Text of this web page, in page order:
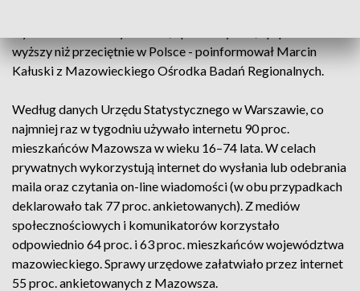
wyższy niż przeciętnie w Polsce - poinformował Marcin
Kałuski z Mazowieckiego Ośrodka Badań Regionalnych.
Według danych Urzędu Statystycznego w Warszawie, co
najmniej raz w tygodniu używało internetu 90 proc.
mieszkańców Mazowsza w wieku 16–74 lata. W celach
prywatnych wykorzystują internet do wysłania lub odebrania
maila oraz czytania on-line wiadomości (w obu przypadkach
deklarowało tak 77 proc. ankietowanych). Z mediów
społecznościowych i komunikatorów korzystało
odpowiednio 64 proc. i 63 proc. mieszkańców województwa
mazowieckiego. Sprawy urzędowe załatwiało przez internet
55 proc. ankietowanych z Mazowsza.